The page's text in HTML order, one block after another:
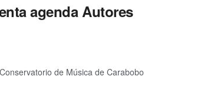
agenda Autores
de Música de Carabobo